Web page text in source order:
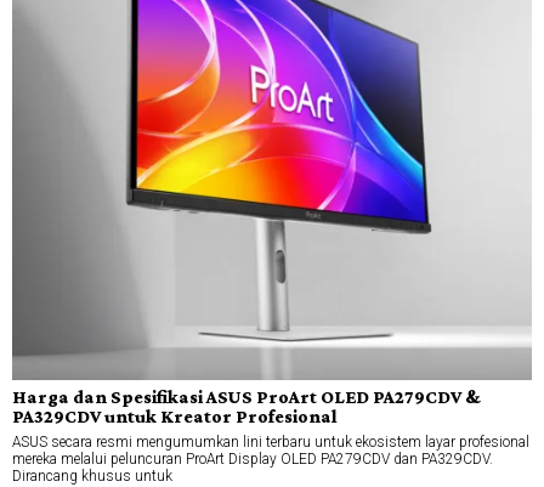
Harga dan Spesifikasi ASUS ProArt OLED PA279CDV &
PA329CDV untuk Kreator Profesional
ASUS secara resmi mengumumkan lini terbaru untuk ekosistem layar profesional
mereka melalui peluncuran ProArt Display OLED PA279CDV dan PA329CDV.
Dirancang khusus untuk